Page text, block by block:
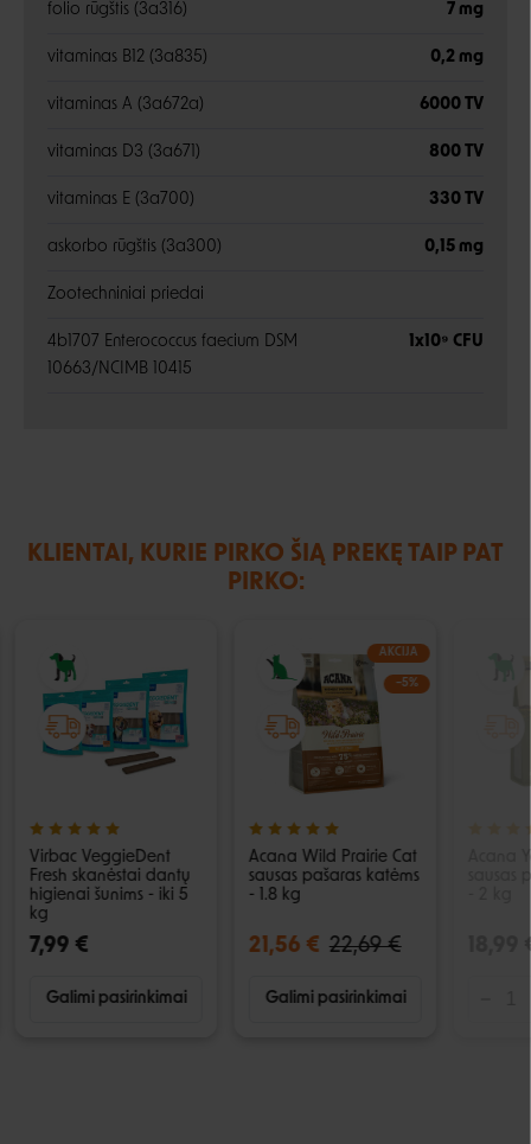
folio rūgštis (3a316) 7 mg
vitaminas B12 (3a835) 0,2 mg
vitaminas A (3a672a) 6000 TV
vitaminas D3 (3a671) 800 TV
vitaminas E (3a700) 330 TV
askorbo rūgštis (3a300) 0,15 mg
Zootechniniai priedai
4b1707 Enterococcus faecium DSM
10663/NCIMB 10415
1x10⁹ CFU
KLIENTAI, KURIE PIRKO ŠIĄ PREKĘ TAIP PAT
PIRKO:
Virbac VeggieDent
Fresh skanėstai dantų
higienai šunims - iki 5
kg
7,99 €
Galimi pasirinkimai
AKCIJA
−5%
Acana Wild Prairie Cat
sausas pašaras katėms
- 1.8 kg
21,56 € 22,69 €
Galimi pasirinkimai
sausas
18,99